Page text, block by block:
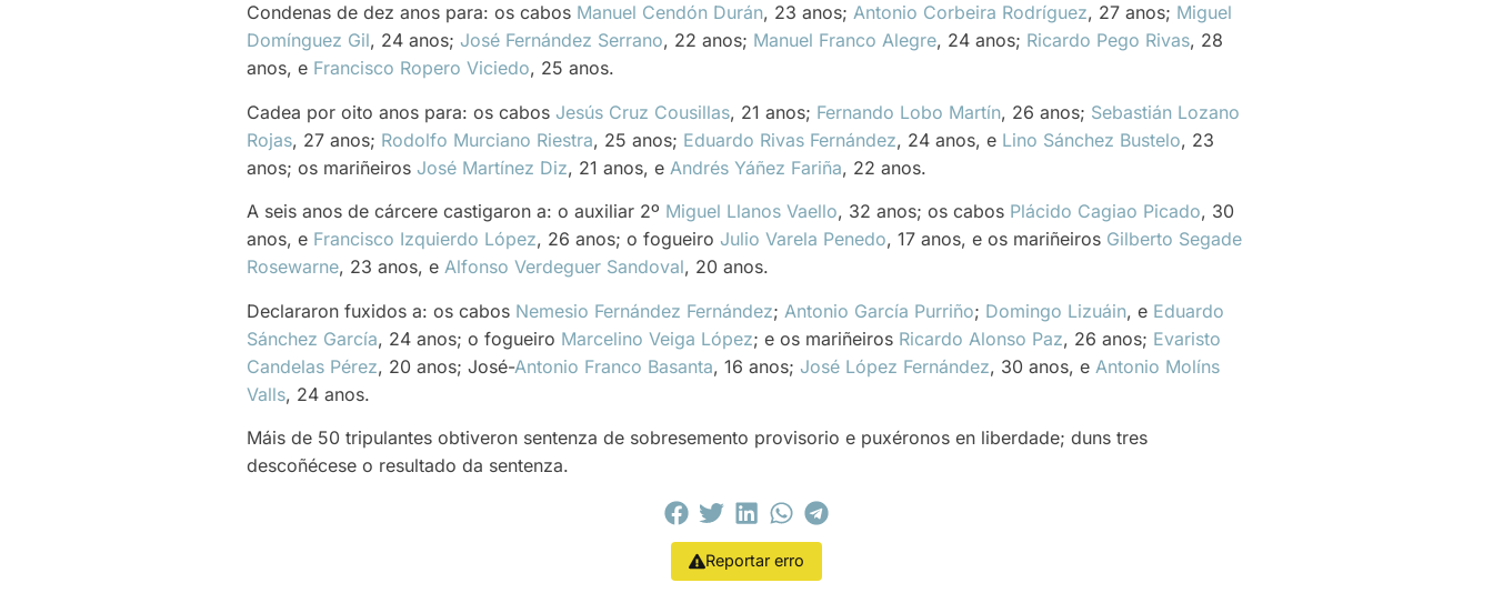
Condenas de dez anos para: os cabos Manuel Cendón Durán, 23 anos; Antonio Corbeira Rodríguez, 27 anos; Miguel
Domínguez Gil, 24 anos; José Fernández Serrano, 22 anos; Manuel Franco Alegre, 24 anos; Ricardo Pego Rivas, 28
anos, e Francisco Ropero Viciedo, 25 anos.
Cadea por oito anos para: os cabos Jesús Cruz Cousillas, 21 anos; Fernando Lobo Martín, 26 anos; Sebastián Lozano
Rojas, 27 anos; Rodolfo Murciano Riestra, 25 anos; Eduardo Rivas Fernández, 24 anos, e Lino Sánchez Bustelo, 23
anos; os mariñeiros José Martínez Diz, 21 anos, e Andrés Yáñez Fariña, 22 anos.
A seis anos de cárcere castigaron a: o auxiliar 2º Miguel Llanos Vaello, 32 anos; os cabos Plácido Cagiao Picado, 30
anos, e Francisco Izquierdo López, 26 anos; o fogueiro Julio Varela Penedo, 17 anos, e os mariñeiros Gilberto Segade
Rosewarne, 23 anos, e Alfonso Verdeguer Sandoval, 20 anos.
Declararon fuxidos a: os cabos Nemesio Fernández Fernández; Antonio García Purriño; Domingo Lizuáin, e Eduardo
Sánchez García, 24 anos; o fogueiro Marcelino Veiga López; e os mariñeiros Ricardo Alonso Paz, 26 anos; Evaristo
Candelas Pérez, 20 anos; José-Antonio Franco Basanta, 16 anos; José López Fernández, 30 anos, e Antonio Molíns
Valls, 24 anos.
Máis de 50 tripulantes obtiveron sentenza de sobresemento provisorio e puxéronos en liberdade; duns tres
descoñécese o resultado da sentenza.
Reportar erro